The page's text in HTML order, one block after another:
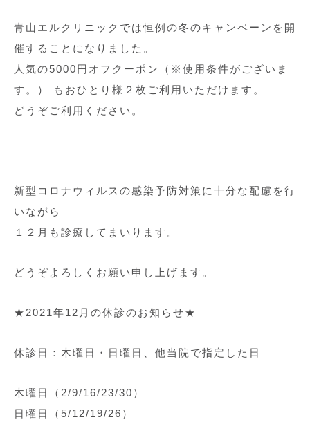
青山エルクリニックでは恒例の冬のキャンペーンを開
催することになりました。
人気の5000円オフクーポン（※使用条件がございま
す。） もおひとり様２枚ご利用いただけます。
どうぞご利用ください。
新型コロナウィルスの感染予防対策に十分な配慮を行
いながら
１２月も診療してまいります。
どうぞよろしくお願い申し上げます。
★2021年12月の休診のお知らせ★
休診日：木曜日・日曜日、他当院で指定した日
木曜日（2/9/16/23/30）
日曜日（5/12/19/26）